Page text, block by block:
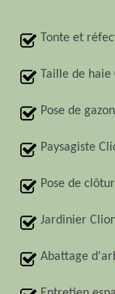
Tonte et
Taille de haie
Pose de
Paysagiste
Pose de
Jardinier
Abattage